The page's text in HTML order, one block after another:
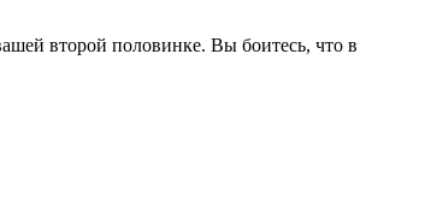
второй половинке. Вы боитесь, что в